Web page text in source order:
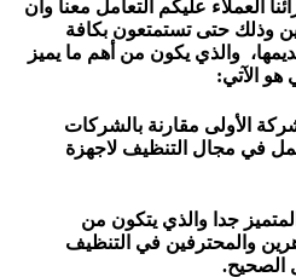
العملاء عليكم التعامل معنا وان
وذلك حتى تستمتعون بكافة
والذي يكون من أهم ما يميز
الآتي:
الأولى مقارنة بالشركات
في مجال التنظيف لاجهزة
جدا والذي يتكون من
والمحترفين في التنظيف
الصحيح.